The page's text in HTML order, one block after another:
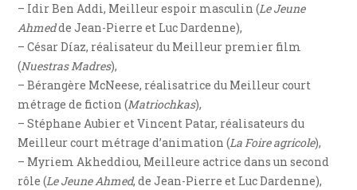
– Idir Ben Addi, Meilleur espoir masculin (Le Jeune
Ahmedde Jean-Pierre et Luc Dardenne),
– César Díaz, réalisateur du Meilleur premier film
(Nuestras Madres),
– Bérangère McNeese, réalisatrice du Meilleur court
métrage de fiction (Matriochkas),
– Stéphane Aubier et Vincent Patar, réalisateurs du
Meilleur court métrage d’animation (La Foire agricole),
– Myriem Akheddiou, Meilleure actrice dans un second
rôle (Le Jeune Ahmed, de Jean-Pierre et Luc Dardenne),